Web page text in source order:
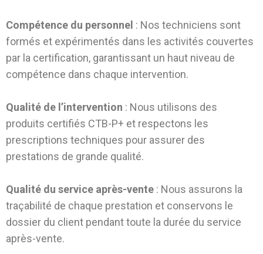
Compétence du personnel : Nos techniciens sont
formés et expérimentés dans les activités couvertes
par la certification, garantissant un haut niveau de
compétence dans chaque intervention.
Qualité de l’intervention : Nous utilisons des
produits certifiés CTB-P+ et respectons les
prescriptions techniques pour assurer des
prestations de grande qualité.
Qualité du service après-vente : Nous assurons la
traçabilité de chaque prestation et conservons le
dossier du client pendant toute la durée du service
après-vente.